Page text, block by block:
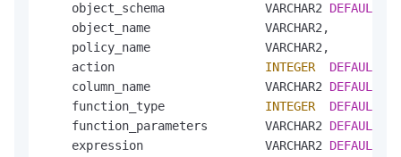
    object_schema              VARCHAR2
DEFAULT
    object_name                VARCHAR2,
    policy_name                VARCHAR2,
    action
INTEGER DEFAULT
    column_name                VARCHAR2
DEFAULT
    function_type
INTEGER DEFAULT
    function_parameters        VARCHAR2
DEFAULT
    expression                 VARCHAR2
DEFAULT